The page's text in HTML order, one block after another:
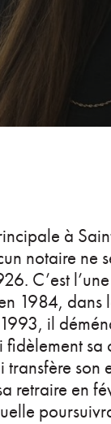
à
notaire ne
C’est
1984, dans
il
fidèlement
transfère
retraire en